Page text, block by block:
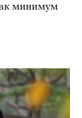
минимум